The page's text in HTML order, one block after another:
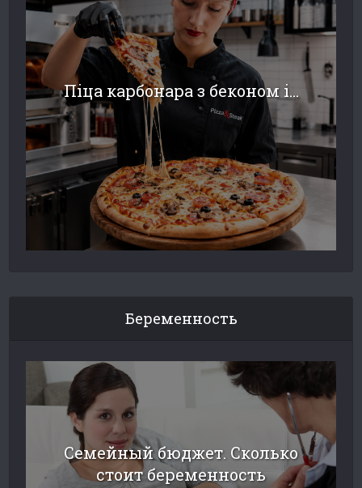
Піца карбонара з беконом і...
Беременность
Семейный бюджет. Сколько
стоит беременность